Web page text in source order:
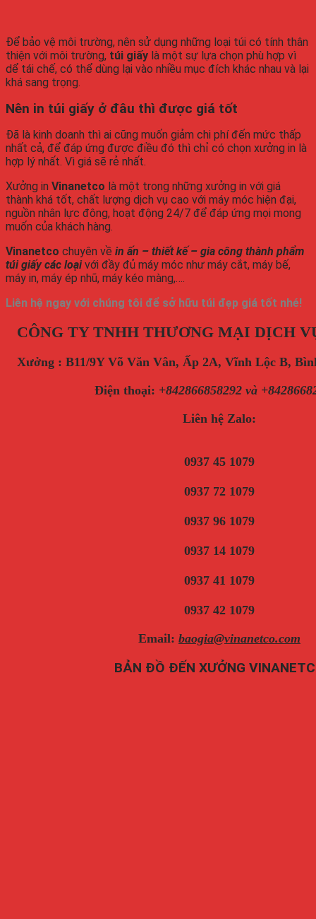
Để bảo vệ môi trường, nên sử dụng những loại túi có tính thân
thiện với môi trường, túi giấy là một sự lựa chọn phù hợp vì
dể tái chế, có thể dùng lại vào nhiều mục đích khác nhau và lại
khá sang trọng.
Nên in túi giấy ở đâu thì được giá tốt
Đã là kinh doanh thì ai cũng muốn giảm chi phí đến mức thấp
nhất cả, để đáp ứng được điều đó thì chỉ có chọn xưởng in là
hợp lý nhất. Vì giá sẽ rẻ nhất.
Xưởng in Vinanetco là một trong những xưởng in với giá
thành khá tốt, chất lượng dịch vụ cao với máy móc hiện đại,
nguồn nhân lực đông, hoạt động 24/7 để đáp ứng mọi mong
muốn của khách hàng.
Vinanetco chuyên về in ấn – thiết kế – gia công thành phẩm
túi giấy các loại với đầy đủ máy móc như máy cắt, máy bế,
máy in, máy ép nhũ, máy kéo màng,….
Liên hệ ngay với chúng tôi để sở hữu túi đẹp giá tốt nhé!
CÔNG TY TNHH THƯƠNG MẠI DỊCH
Xưởng : B11/9Y Võ Văn Vân, Ấp 2A, Vĩnh Lộc B,
Điện thoại: +842866858292 và
Liên hệ Zalo:
0937 45 1079
0937 72 1079
0937 96 1079
0937 14 1079
0937 41 1079
0937 42 1079
Email: baogia@vinanetco.com
BẢN ĐỒ ĐẾN XƯỞNG